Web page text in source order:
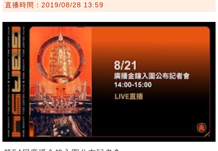
直播時間：2019/08/28 13:59